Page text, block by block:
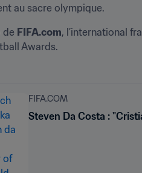
au sacre olympique.
de FIFA.com, l’international
Awards.
FIFA.COM
Steven Da Costa :